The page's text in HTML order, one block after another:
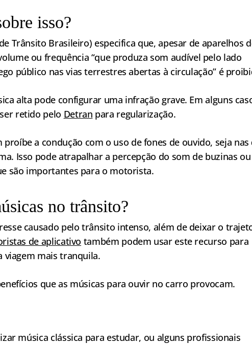
isso?
Trânsito Brasileiro) especifica que, apesar de aparelhos
ou frequência “que produza som audível pelo lado
público nas vias terrestres abertas à circulação” é
alta pode configurar uma infração grave. Em alguns
retido pelo Detran para regularização.
proíbe a condução com o uso de fones de ouvido, seja nas
Isso pode atrapalhar a percepção do som de buzinas
são importantes para o motorista.
no trânsito?
causado pelo trânsito intenso, além de deixar o
de aplicativo também podem usar este recurso para
mais tranquila.
que as músicas para ouvir no carro provocam.
música clássica para estudar, ou alguns profissionais